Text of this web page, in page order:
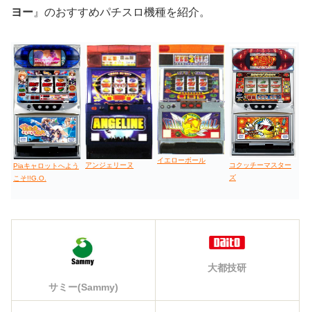
ヨー 』のおすすめパチスロ機種を紹介。
Piaキャロットへよう
こそ!!G.O.
アンジェリーヌ
イエローボール
コクッチーマスター
ズ
サミー(Sammy)
大都技研